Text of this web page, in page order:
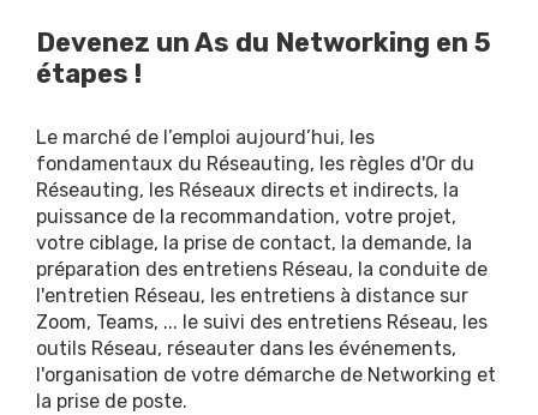
Devenez un As du Networking en 5
étapes !
Le marché de l’emploi aujourd’hui, les
fondamentaux du Réseauting, les règles d'Or du
Réseauting, les Réseaux directs et indirects, la
puissance de la recommandation, votre projet,
votre ciblage, la prise de contact, la demande, la
préparation des entretiens Réseau, la conduite de
l'entretien Réseau, les entretiens à distance sur
Zoom, Teams, ... le suivi des entretiens Réseau, les
outils Réseau, réseauter dans les événements,
l'organisation de votre démarche de Networking et
la prise de poste.